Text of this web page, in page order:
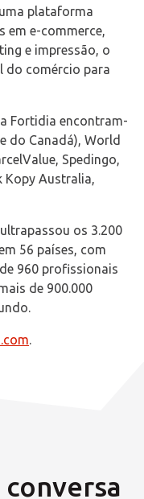
plataforma
em e-commerce,
e impressão, o
do comércio para
Fortidia encontram-
do Canadá), World
Spedingo,
Kopy Australia,
os 3.200
56 países, com
960 profissionais
de 900.000
.